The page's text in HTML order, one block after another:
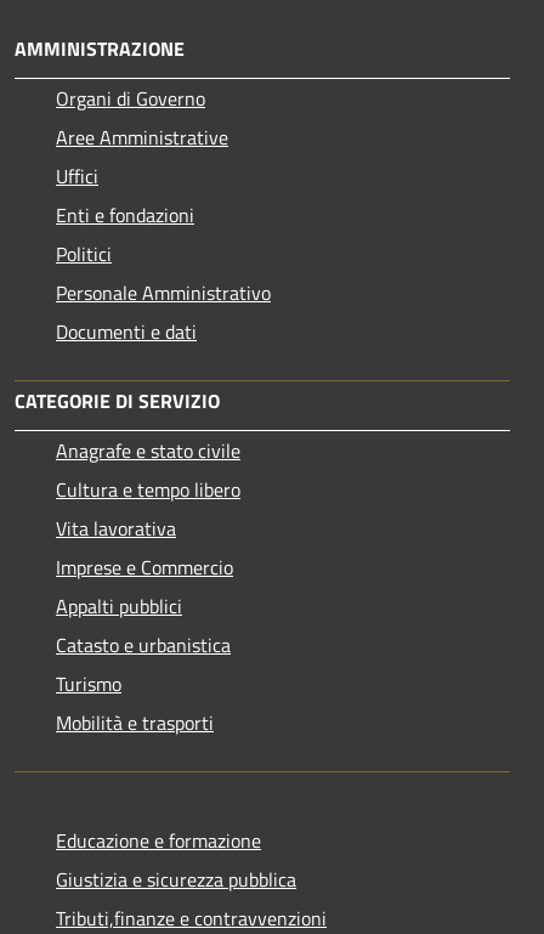
AMMINISTRAZIONE
Organi di Governo
Aree Amministrative
Uffici
Enti e fondazioni
Politici
Personale Amministrativo
Documenti e dati
CATEGORIE DI SERVIZIO
Anagrafe e stato civile
Cultura e tempo libero
Vita lavorativa
Imprese e Commercio
Appalti pubblici
Catasto e urbanistica
Turismo
Mobilità e trasporti
Educazione e formazione
Giustizia e sicurezza pubblica
Tributi,finanze e contravvenzioni